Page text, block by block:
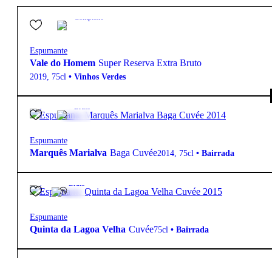
Complexo
Espumante
Vale do Homem Super Reserva Extra Bruto
2019, 75cl • Vinhos Verdes
Bruto
Espumante
Marquês Marialva Baga Cuvée2014, 75cl • Bairrada
Bruto
Espumante
Quinta da Lagoa Velha Cuvée75cl • Bairrada